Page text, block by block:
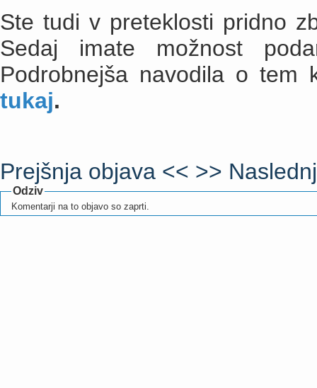
Ste tudi v preteklosti pridno
Sedaj imate možnost
Podrobnejša navodila o tem
tukaj.
Prejšnja objava << >>
Odziv
Komentarji na to objavo so zaprti.